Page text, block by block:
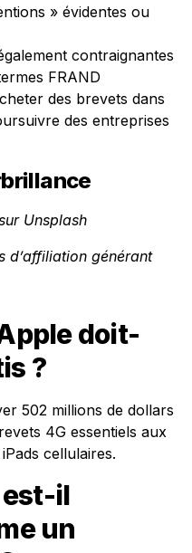
» évidentes ou
contraignantes
FRAND
des brevets dans
des entreprises
Unsplash
d’affiliation générant
doit-
?
502 millions de dollars
4G essentiels aux
cellulaires.
est-il
un